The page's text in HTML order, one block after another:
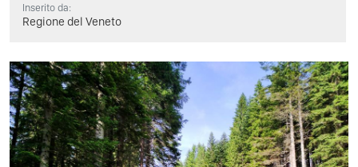
Inserito da:
Regione del Veneto